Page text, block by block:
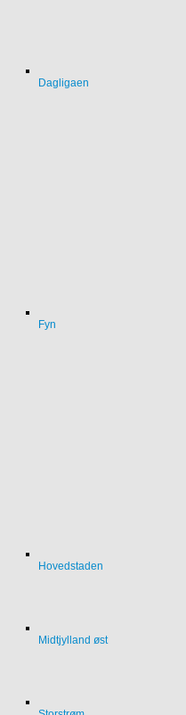
Dagligaen
Fyn
Hovedstaden
Midtjylland øst